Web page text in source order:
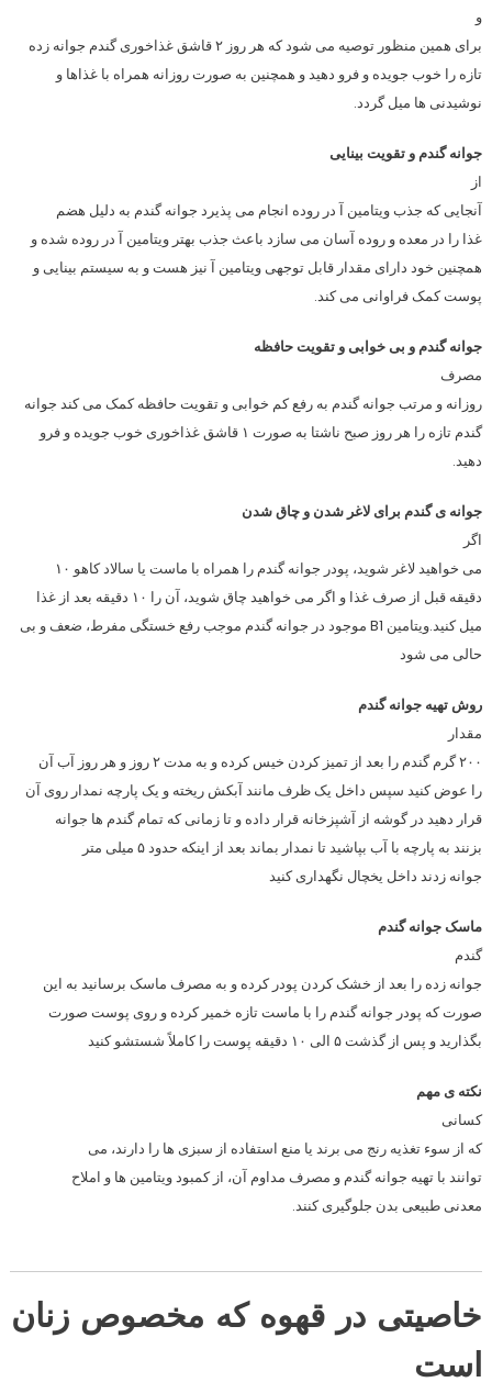
و
برای همین منظور توصیه می شود که هر روز ۲ قاشق غذاخوری گندم جوانه زده
تازه را خوب جویده و فرو دهید و همچنین به صورت روزانه همراه با غذاها و
نوشیدنی ها میل گردد.
جوانه گندم و تقویت بینایی
از
آنجایی که جذب ویتامین آ در روده انجام می پذیرد جوانه گندم به دلیل هضم
غذا را در معده و روده آسان می سازد باعث جذب بهتر ویتامین آ در روده شده و
همچنین خود دارای مقدار قابل توجهی ویتامین آ نیز هست و به سیستم بینایی و
پوست کمک فراوانی می کند.
جوانه گندم و بی خوابی و تقویت حافظه
مصرف
روزانه و مرتب جوانه گندم به رفع کم خوابی و تقویت حافظه کمک می کند جوانه
گندم تازه را هر روز صبح ناشتا به صورت ۱ قاشق غذاخوری خوب جویده و فرو
دهید.
جوانه ی گندم برای لاغر شدن و چاق شدن
اگر
می خواهید لاغر شوید، پودر جوانه گندم را همراه با ماست یا سالاد کاهو ۱۰
دقیقه قبل از صرف غذا و اگر می خواهید چاق شوید، آن را ۱۰ دقیقه بعد از غذا
میل کنید.ویتامین B1 موجود در جوانه گندم موجب رفع خستگی مفرط، ضعف و بی
حالی می شود
روش تهیه جوانه گندم
مقدار
۲۰۰ گرم گندم را بعد از تمیز کردن خیس کرده و به مدت ۲ روز و هر روز آب آن
را عوض کنید سپس داخل یک ظرف مانند آبکش ریخته و یک پارچه نمدار روی آن
قرار دهید در گوشه از آشپزخانه قرار داده و تا زمانی که تمام گندم ها جوانه
بزنند به پارچه با آب بپاشید تا نمدار بماند بعد از اینکه حدود ۵ میلی متر
جوانه زدند داخل یخچال نگهداری کنید
ماسک جوانه گندم
گندم
جوانه زده را بعد از خشک کردن پودر کرده و به مصرف ماسک برسانید به این
صورت که پودر جوانه گندم را با ماست تازه خمیر کرده و روی پوست صورت
بگذارید و پس از گذشت ۵ الی ۱۰ دقیقه پوست را کاملاً شستشو کنید
نکته ی مهم
کسانی
که از سوء تغذیه رنج می برند یا منع استفاده از سبزی ها را دارند، می
توانند با تهیه جوانه گندم و مصرف مداوم آن، از کمبود ویتامین ها و املاح
معدنی طبیعی بدن جلوگیری کنند.
خاصیتی در قهوه که مخصوص زنان
است